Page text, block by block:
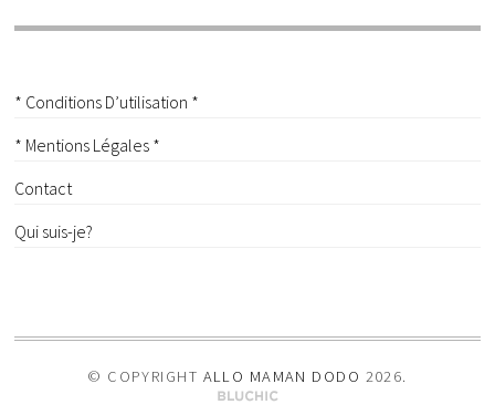
* Conditions D’utilisation *
* Mentions Légales *
Contact
Qui suis-je?
© COPYRIGHT ALLO MAMAN DODO 2026.